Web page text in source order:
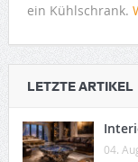
ein Kühlschrank.
LETZTE ARTIKEL
04.